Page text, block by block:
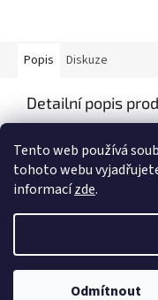
Tento web používá
tohoto webu
informacízde.
Odmítnout
Popis Diskuze
Detailní popis
Copyright 2026